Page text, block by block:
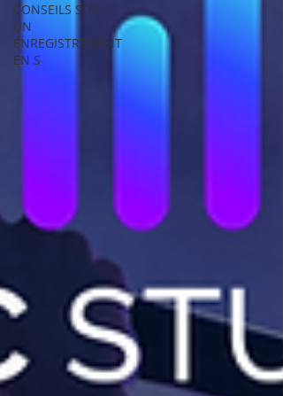
CONSEILS SUR
UN
ENREGISTREMENT
EN S